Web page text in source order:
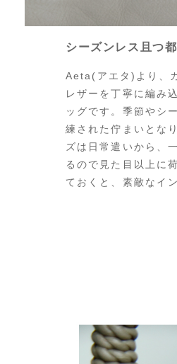
シーズンレス且つ
Aeta(アエタ)より、
レザーを丁寧に編み
ッグです。季節やシ
練された佇まいとな
ズは日常遣いから、
るので見た目以上に
ておくと、素敵なイ